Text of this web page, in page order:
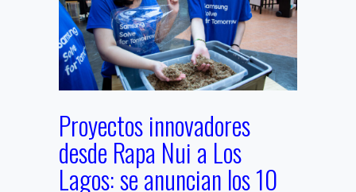
Proyectos innovadores
desde Rapa Nui a Los
Lagos: se anuncian los 10